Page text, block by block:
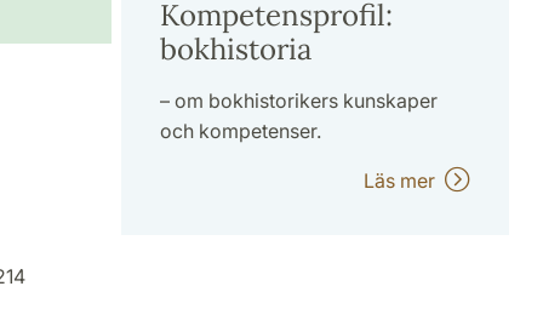
Kompetensprofil:
bokhistoria
– om bokhistorikers kunskaper
och kompetenser.
Läs mer